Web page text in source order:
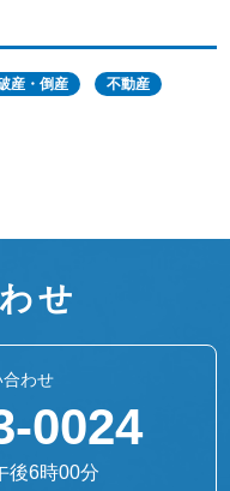
産・倒産 不動産
せ
合わせ
0024
後6時00分